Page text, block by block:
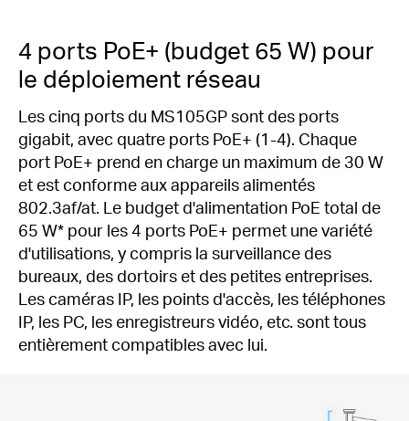
4 ports PoE+ (budget 65 W) pour
le déploiement réseau
Les cinq ports du MS105GP sont des ports
gigabit, avec quatre ports PoE+ (1-4). Chaque
port PoE+ prend en charge un maximum de 30 W
et est conforme aux appareils alimentés
802.3af/at. Le budget d'alimentation PoE total de
65 W* pour les 4 ports PoE+ permet une variété
d'utilisations, y compris la surveillance des
bureaux, des dortoirs et des petites entreprises.
Les caméras IP, les points d'accès, les téléphones
IP, les PC, les enregistreurs vidéo, etc. sont tous
entièrement compatibles avec lui.